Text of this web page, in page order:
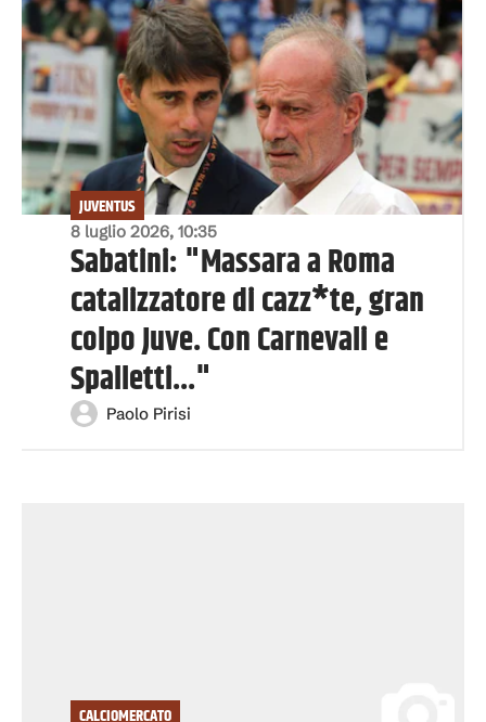
8 luglio 2026, 10:35
JUVENTUS
Sabatini: "Massara a Roma
catalizzatore di cazz*te, gran
colpo Juve. Con Carnevali e
Spalletti..."
Paolo Pirisi
CALCIOMERCATO